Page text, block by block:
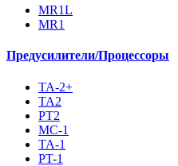
MR1L
MR1
Предусилители/Процессоры
TA-2+
TA2
PT2
MC-1
TA-1
PT-1